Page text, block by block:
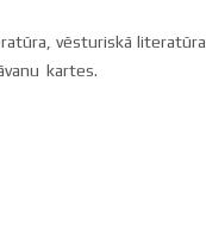
vēsturiskā literatūra,
kartes.